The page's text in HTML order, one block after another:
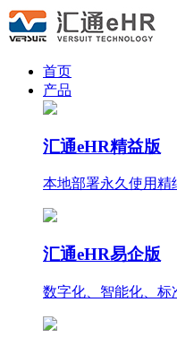
首页
产品
汇通eHR精益版
本地部署永久使用精
汇通eHR易企版
数字化、智能化、标